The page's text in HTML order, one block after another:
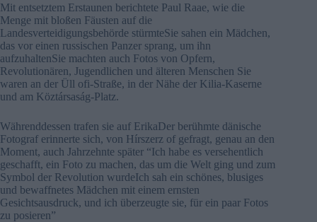
Mit entsetztem Erstaunen berichtete Paul Raae, wie die
Menge mit bloßen Fäusten auf die
Landesverteidigungsbehörde stürmteSie sahen ein Mädchen,
das vor einen russischen Panzer sprang, um ihn
aufzuhaltenSie machten auch Fotos von Opfern,
Revolutionären, Jugendlichen und älteren Menschen Sie
waren an der Üll ofi-Straße, in der Nähe der Kilia-Kaserne
und am Köztársaság-Platz.
Währenddessen trafen sie auf ErikaDer berühmte dänische
Fotograf erinnerte sich, von Hírszerz of gefragt, genau an den
Moment, auch Jahrzehnte später “Ich habe es versehentlich
geschafft, ein Foto zu machen, das um die Welt ging und zum
Symbol der Revolution wurdeIch sah ein schönes, blusiges
und bewaffnetes Mädchen mit einem ernsten
Gesichtsausdruck, und ich überzeugte sie, für ein paar Fotos
zu posieren”